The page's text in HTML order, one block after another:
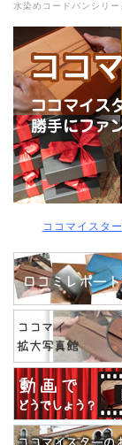
水染めコードバンシリ
ココマイスタ